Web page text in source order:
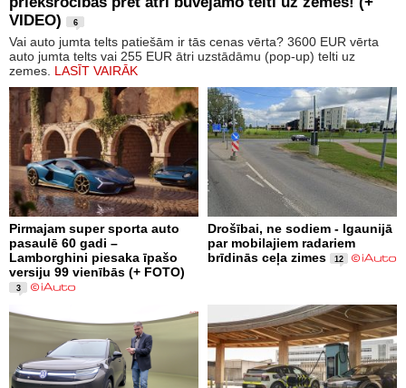
VIDEO)
6
Vai auto jumta telts patiešām ir tās cenas vērta? 3600 EUR vērta
auto jumta telts vai 255 EUR ātri uzstādāmu (pop-up) telti uz
zemes. LASĪT VAIRĀK
Pirmajam super sporta auto
pasaulē 60 gadi –
Lamborghini piesaka īpašo
versiju 99 vienībās (+ FOTO)
3
Drošībai, ne sodiem - Igaunijā
par mobilajiem radariem
brīdinās ceļa zimes
12